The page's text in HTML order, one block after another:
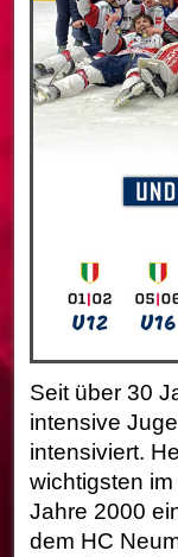
Seit über 30
intensive
intensiviert.
wichtigsten
Jahre 2000
dem HC